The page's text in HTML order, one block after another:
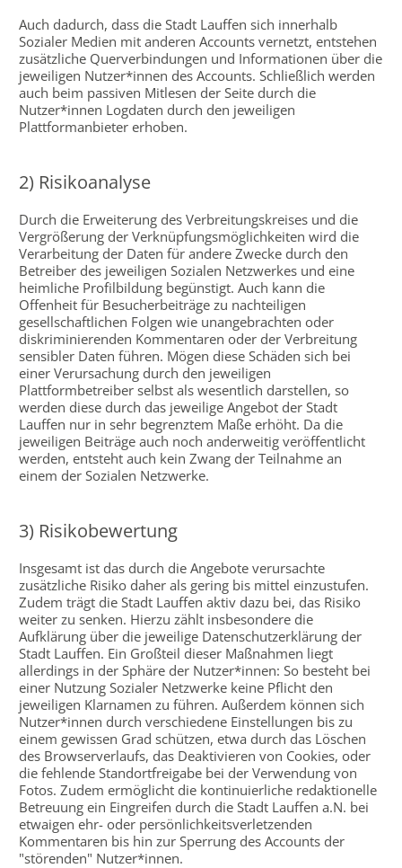
Auch dadurch, dass die Stadt Lauffen sich innerhalb
Sozialer Medien mit anderen Accounts vernetzt, entstehen
zusätzliche Querverbindungen und Informationen über die
jeweiligen Nutzer*innen des Accounts. Schließlich werden
auch beim passiven Mitlesen der Seite durch die
Nutzer*innen Logdaten durch den jeweiligen
Plattformanbieter erhoben.
2) Risikoanalyse
Durch die Erweiterung des Verbreitungskreises und die
Vergrößerung der Verknüpfungsmöglichkeiten wird die
Verarbeitung der Daten für andere Zwecke durch den
Betreiber des jeweiligen Sozialen Netzwerkes und eine
heimliche Profilbildung begünstigt. Auch kann die
Offenheit für Besucherbeiträge zu nachteiligen
gesellschaftlichen Folgen wie unangebrachten oder
diskriminierenden Kommentaren oder der Verbreitung
sensibler Daten führen. Mögen diese Schäden sich bei
einer Verursachung durch den jeweiligen
Plattformbetreiber selbst als wesentlich darstellen, so
werden diese durch das jeweilige Angebot der Stadt
Lauffen nur in sehr begrenztem Maße erhöht. Da die
jeweiligen Beiträge auch noch anderweitig veröffentlicht
werden, entsteht auch kein Zwang der Teilnahme an
einem der Sozialen Netzwerke.
3) Risikobewertung
Insgesamt ist das durch die Angebote verursachte
zusätzliche Risiko daher als gering bis mittel einzustufen.
Zudem trägt die Stadt Lauffen aktiv dazu bei, das Risiko
weiter zu senken. Hierzu zählt insbesondere die
Aufklärung über die jeweilige Datenschutzerklärung der
Stadt Lauffen. Ein Großteil dieser Maßnahmen liegt
allerdings in der Sphäre der Nutzer*innen: So besteht bei
einer Nutzung Sozialer Netzwerke keine Pflicht den
jeweiligen Klarnamen zu führen. Außerdem können sich
Nutzer*innen durch verschiedene Einstellungen bis zu
einem gewissen Grad schützen, etwa durch das Löschen
des Browserverlaufs, das Deaktivieren von Cookies, oder
die fehlende Standortfreigabe bei der Verwendung von
Fotos. Zudem ermöglicht die kontinuierliche redaktionelle
Betreuung ein Eingreifen durch die Stadt Lauffen a.N. bei
etwaigen ehr- oder persönlichkeitsverletzenden
Kommentaren bis hin zur Sperrung des Accounts der
"störenden" Nutzer*innen.